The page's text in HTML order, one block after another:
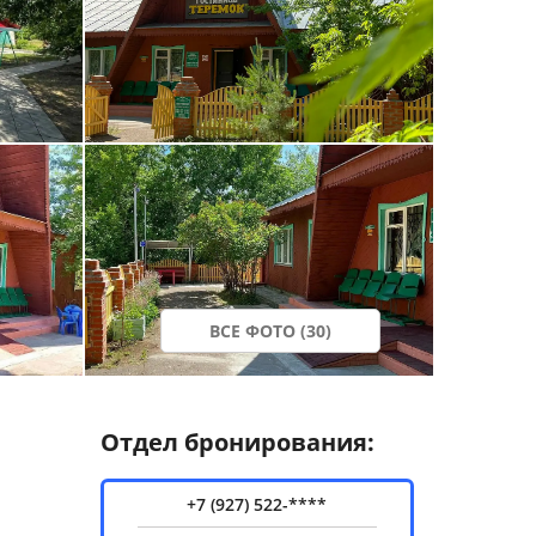
ВСЕ ФОТО (30)
Отдел бронирования:
+7 (927) 522-****